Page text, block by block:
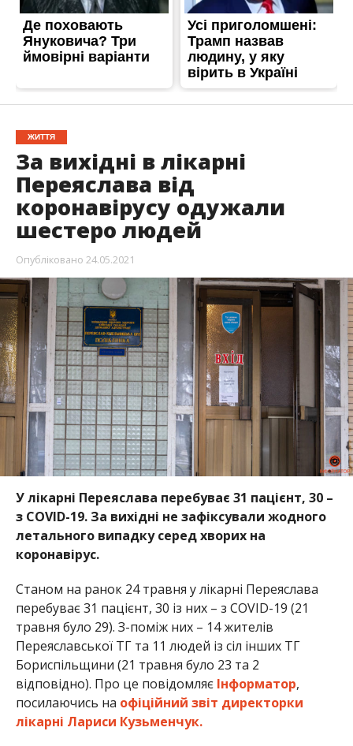
ЖИТТЯ
За вихідні в лікарні
Переяслава від
коронавірусу одужали
шестеро людей
Опубліковано 24.05.2021
У лікарні Переяслава перебуває 31 пацієнт, 30 –
з COVID-19. За вихідні не зафіксували жодного
летального випадку серед хворих на
коронавірус.
Станом на ранок 24 травня у лікарні Переяслава
перебуває 31 пацієнт, 30 із них – з COVID-19 (21
травня було 29). З-поміж них – 14 жителів
Переяславської ТГ та 11 людей із сіл інших ТГ
Бориспільщини (21 травня було 23 та 2
відповідно). Про це повідомляє Інформатор,
посилаючись на офіційний звіт директорки
лікарні Лариси Кузьменчук.